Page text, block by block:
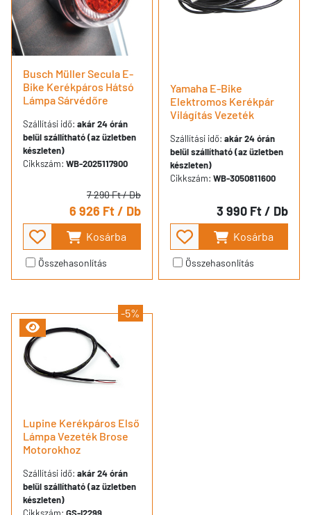
Busch Müller Secula E-
Bike Kerékpáros Hátsó
Lámpa Sárvédőre
Szállítási idő: akár 24 órán
belül szállítható (az üzletben
készleten)
Cikkszám: WB-2025117900
7 290 Ft/ Db
6 926 Ft/ Db
Kosárba
Összehasonlítás
Yamaha E-Bike
Elektromos Kerékpár
Világítás Vezeték
Szállítási idő: akár 24 órán
belül szállítható (az üzletben
készleten)
Cikkszám: WB-3050811600
3 990 Ft/ Db
Kosárba
Összehasonlítás
-5%
Lupine Kerékpáros Első
Lámpa Vezeték Brose
Motorokhoz
Szállítási idő: akár 24 órán
belül szállítható (az üzletben
készleten)
Cikkszám: GS-I2299